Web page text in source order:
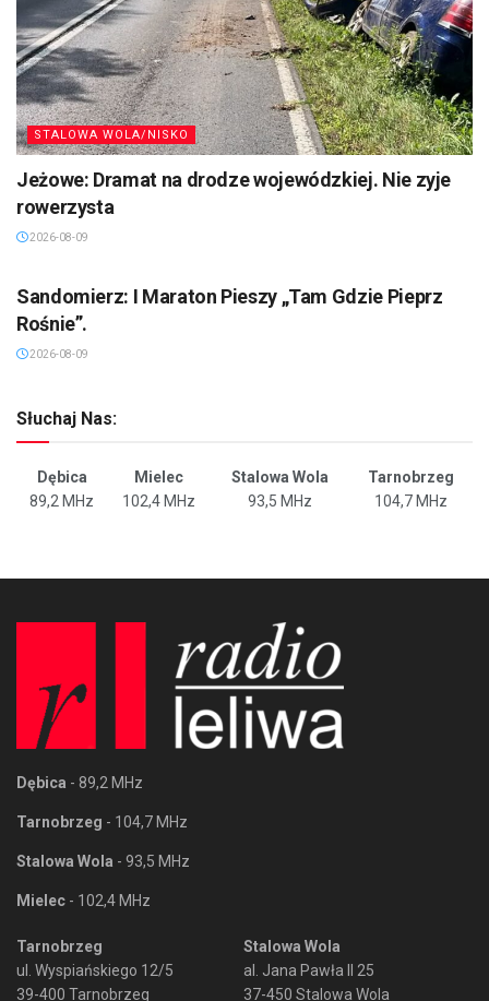
STALOWA WOLA/NISKO
Jeżowe: Dramat na drodze wojewódzkiej. Nie zyje
rowerzysta
2026-08-09
Sandomierz: I Maraton Pieszy „Tam Gdzie Pieprz
Rośnie”.
2026-08-09
Słuchaj Nas:
Dębica Mielec Stalowa Wola
Tarnobrzeg
89,2 MHz
102,4 MHz 93,5 MHz 104,7 MHz
Dębica - 89,2 MHz
Tarnobrzeg - 104,7 MHz
Stalowa Wola - 93,5 MHz
Mielec - 102,4 MHz
Tarnobrzeg
ul. Wyspiańskiego 12/5
39-400 Tarnobrzeg
Stalowa Wola
al. Jana Pawła II 25
37-450 Stalowa Wola